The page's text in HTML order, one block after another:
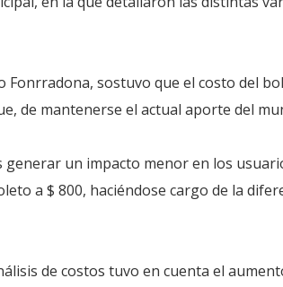
Fonrradona, sostuvo que el costo del
de mantenerse el actual aporte del
un impacto menor en los
a $ 800, haciéndose cargo de la
de costos tuvo en cuenta el